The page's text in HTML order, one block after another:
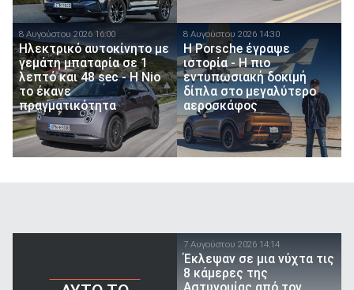
8 Αυγούστου 2026 16:00
Ηλεκτρικό αυτοκίνητο με
γεμάτη μπαταρία σε 1
λεπτό και 48 sec - Η Nio
το έκανε
πραγματικότητα
8 Αυγούστου 2026 14:30
H Porsche έγραψε
ιστορία - H πιο
εντυπωσιακή δοκιμή
δίπλα στο μεγαλύτερο
αεροσκάφος
7 Αυγούστου 2026 14:14
Έκλεψαν σε μια νύχτα τις
8 κάμερες της